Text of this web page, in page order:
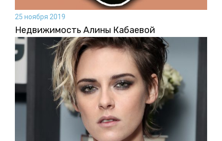
25 ноября 2019
Недвижимость Алины Кабаевой